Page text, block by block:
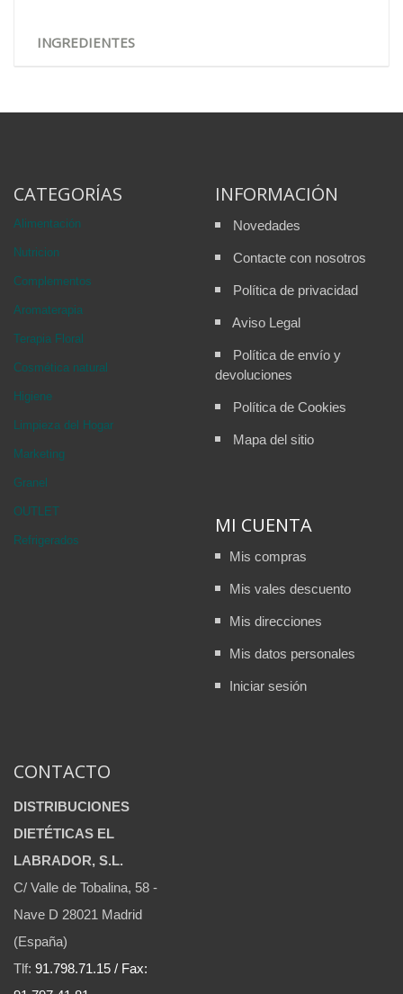
INGREDIENTES
CATEGORÍAS
Alimentación
Nutricion
Complementos
Aromaterapia
Terapia Floral
Cosmética natural
Higiene
Limpieza del Hogar
Marketing
Granel
OUTLET
Refrigerados
INFORMACIÓN
Novedades
Contacte con nosotros
Política de privacidad
Aviso Legal
Política de envío y
devoluciones
Política de Cookies
Mapa del sitio
MI CUENTA
Mis compras
Mis vales descuento
Mis direcciones
Mis datos personales
Iniciar sesión
CONTACTO
DISTRIBUCIONES
DIETÉTICAS EL
LABRADOR, S.L.
C/ Valle de Tobalina, 58 -
Nave D 28021 Madrid
(España)
Tlf: 91.798.71.15 / Fax: